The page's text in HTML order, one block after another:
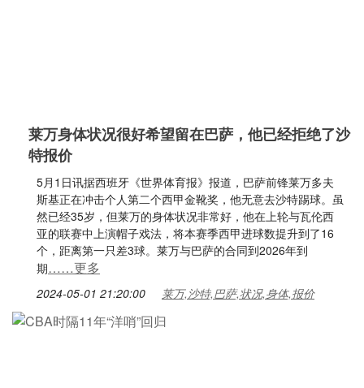
莱万身体状况很好希望留在巴萨，他已经拒绝了沙
特报价
5月1日讯据西班牙《世界体育报》报道，巴萨前锋莱万多夫
斯基正在冲击个人第二个西甲金靴奖，他无意去沙特踢球。虽
然已经35岁，但莱万的身体状况非常好，他在上轮与瓦伦西
亚的联赛中上演帽子戏法，将本赛季西甲进球数提升到了16
个，距离第一只差3球。莱万与巴萨的合同到2026年到
期……更多
2024-05-01 21:20:00 莱万,沙特,巴萨,状况,身体,报价